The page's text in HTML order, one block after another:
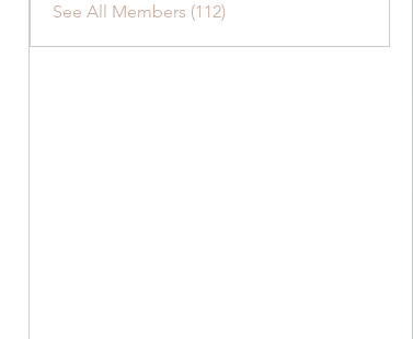
See All Members (112)